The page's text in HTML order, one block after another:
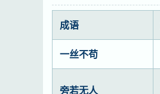
成语
一丝不苟
旁若无人